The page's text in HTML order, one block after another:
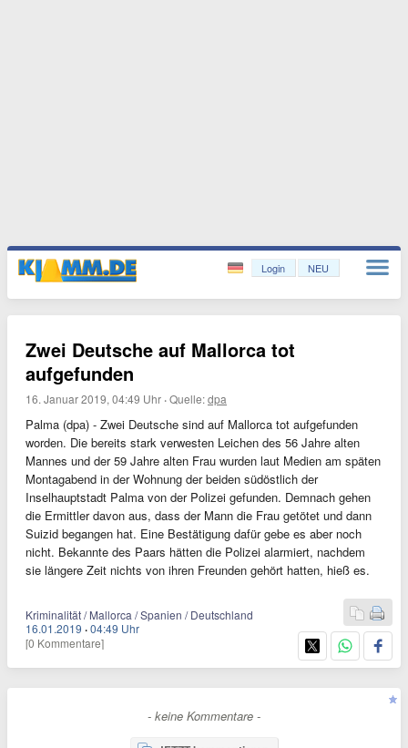
Login NEU
Zwei Deutsche auf Mallorca tot
aufgefunden
16. Januar 2019, 04:49 Uhr ·Quelle:dpa
Palma (dpa) - Zwei Deutsche sind auf Mallorca tot aufgefunden
worden. Die bereits stark verwesten Leichen des 56 Jahre alten
Mannes und der 59 Jahre alten Frau wurden laut Medien am späten
Montagabend in der Wohnung der beiden südöstlich der
Inselhauptstadt Palma von der Polizei gefunden. Demnach gehen
die Ermittler davon aus, dass der Mann die Frau getötet und dann
Suizid begangen hat. Eine Bestätigung dafür gebe es aber noch
nicht. Bekannte des Paars hätten die Polizei alarmiert, nachdem
sie längere Zeit nichts von ihren Freunden gehört hatten, hieß es.
Kriminalität / Mallorca / Spanien / Deutschland
16.01.2019 ·04:49 Uhr
[0 Kommentare]
- keine Kommentare -